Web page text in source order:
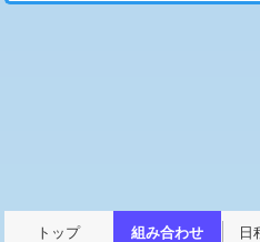
トップ 組み合わせ 日